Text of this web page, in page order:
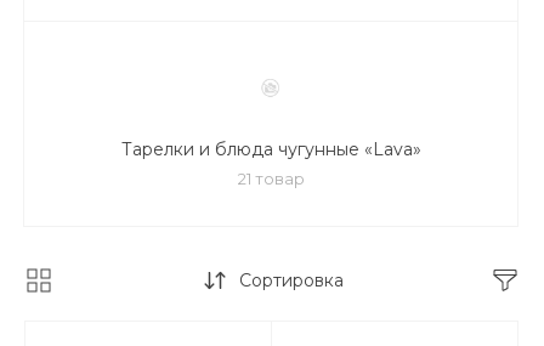
Тарелки и блюда чугунные «Lava»
21 товар
Сортировка